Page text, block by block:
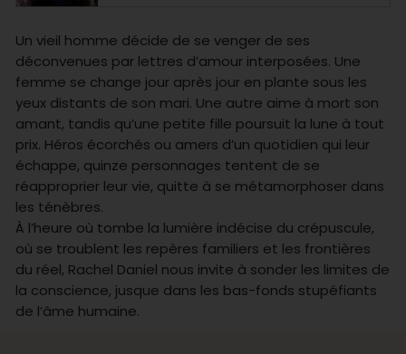
Un vieil homme décide de se venger de ses
déconvenues par lettres d’amour interposées. Une
femme se change jour après jour en plante sous les
yeux distants de son mari. Une autre aime à mort son
amant, tandis qu’une petite fille poursuit la lune à tout
prix. Héros écorchés ou amers d’un quotidien qui leur
échappe, quinze personnages tentent de se
réapproprier leur vie, quitte à se métamorphoser dans
les ténèbres.
À l’heure où tombe la lumière indécise du crépuscule,
où se troublent les repères familiers et les frontières
du réel, Rachel Daniel nous invite à sonder les limites de
la conscience, jusque dans les bas-fonds stupéfiants
de l’âme humaine.